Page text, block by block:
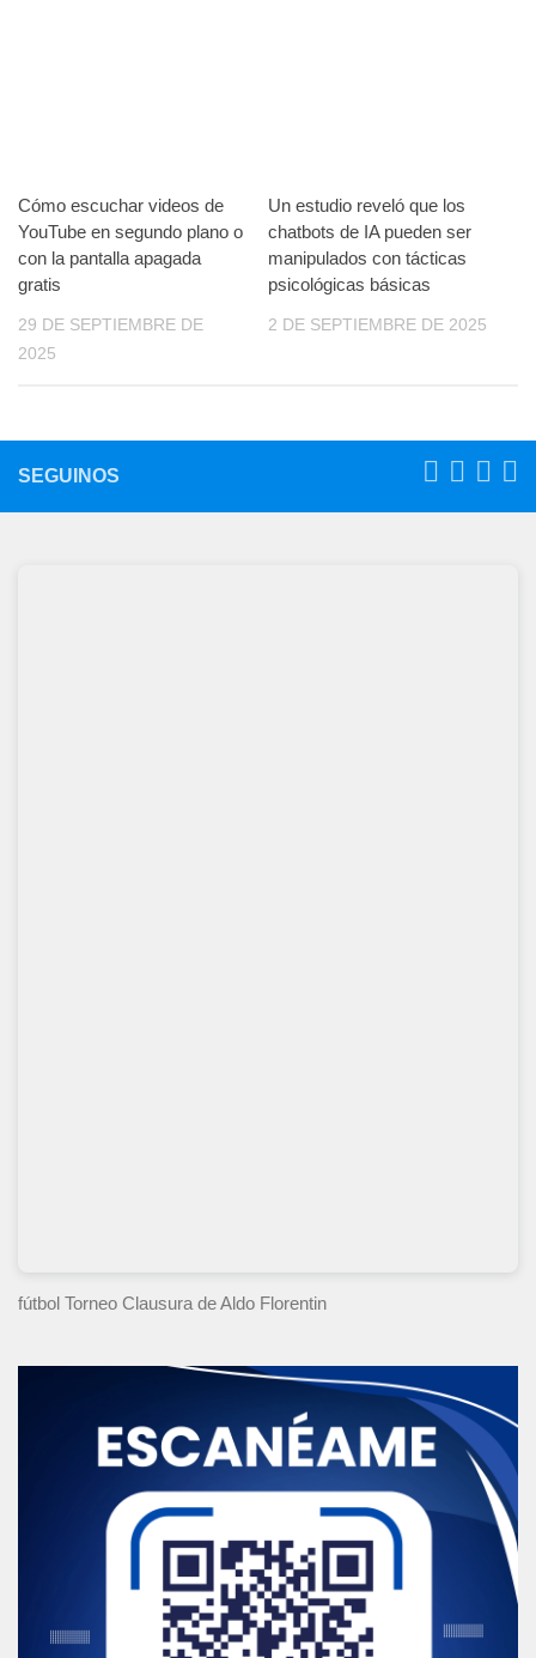
Cómo escuchar videos de
YouTube en segundo plano o
con la pantalla apagada
gratis
29 DE SEPTIEMBRE DE
2025
Un estudio reveló que los
chatbots de IA pueden ser
manipulados con tácticas
psicológicas básicas
2 DE SEPTIEMBRE DE 2025
SEGUINOS
fútbol Torneo Clausura de Aldo Florentin